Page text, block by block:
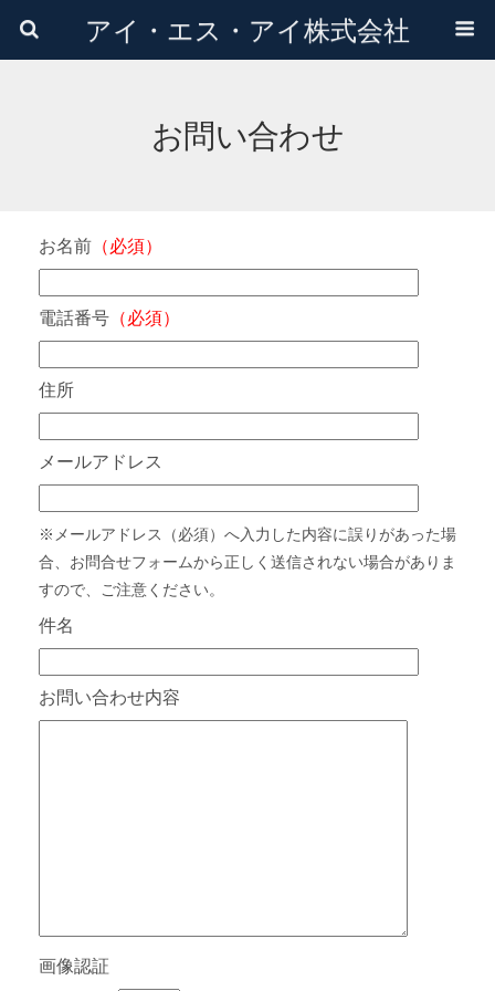
アイ・エス・アイ株式会社
お問い合わせ
お名前 （必須）
電話番号 （必須）
住所
メールアドレス
※メールアドレス（必須）へ入力した内容に誤りがあった場
合、お問合せフォームから正しく送信されない場合がありま
すので、ご注意ください。
件名
お問い合わせ内容
画像認証